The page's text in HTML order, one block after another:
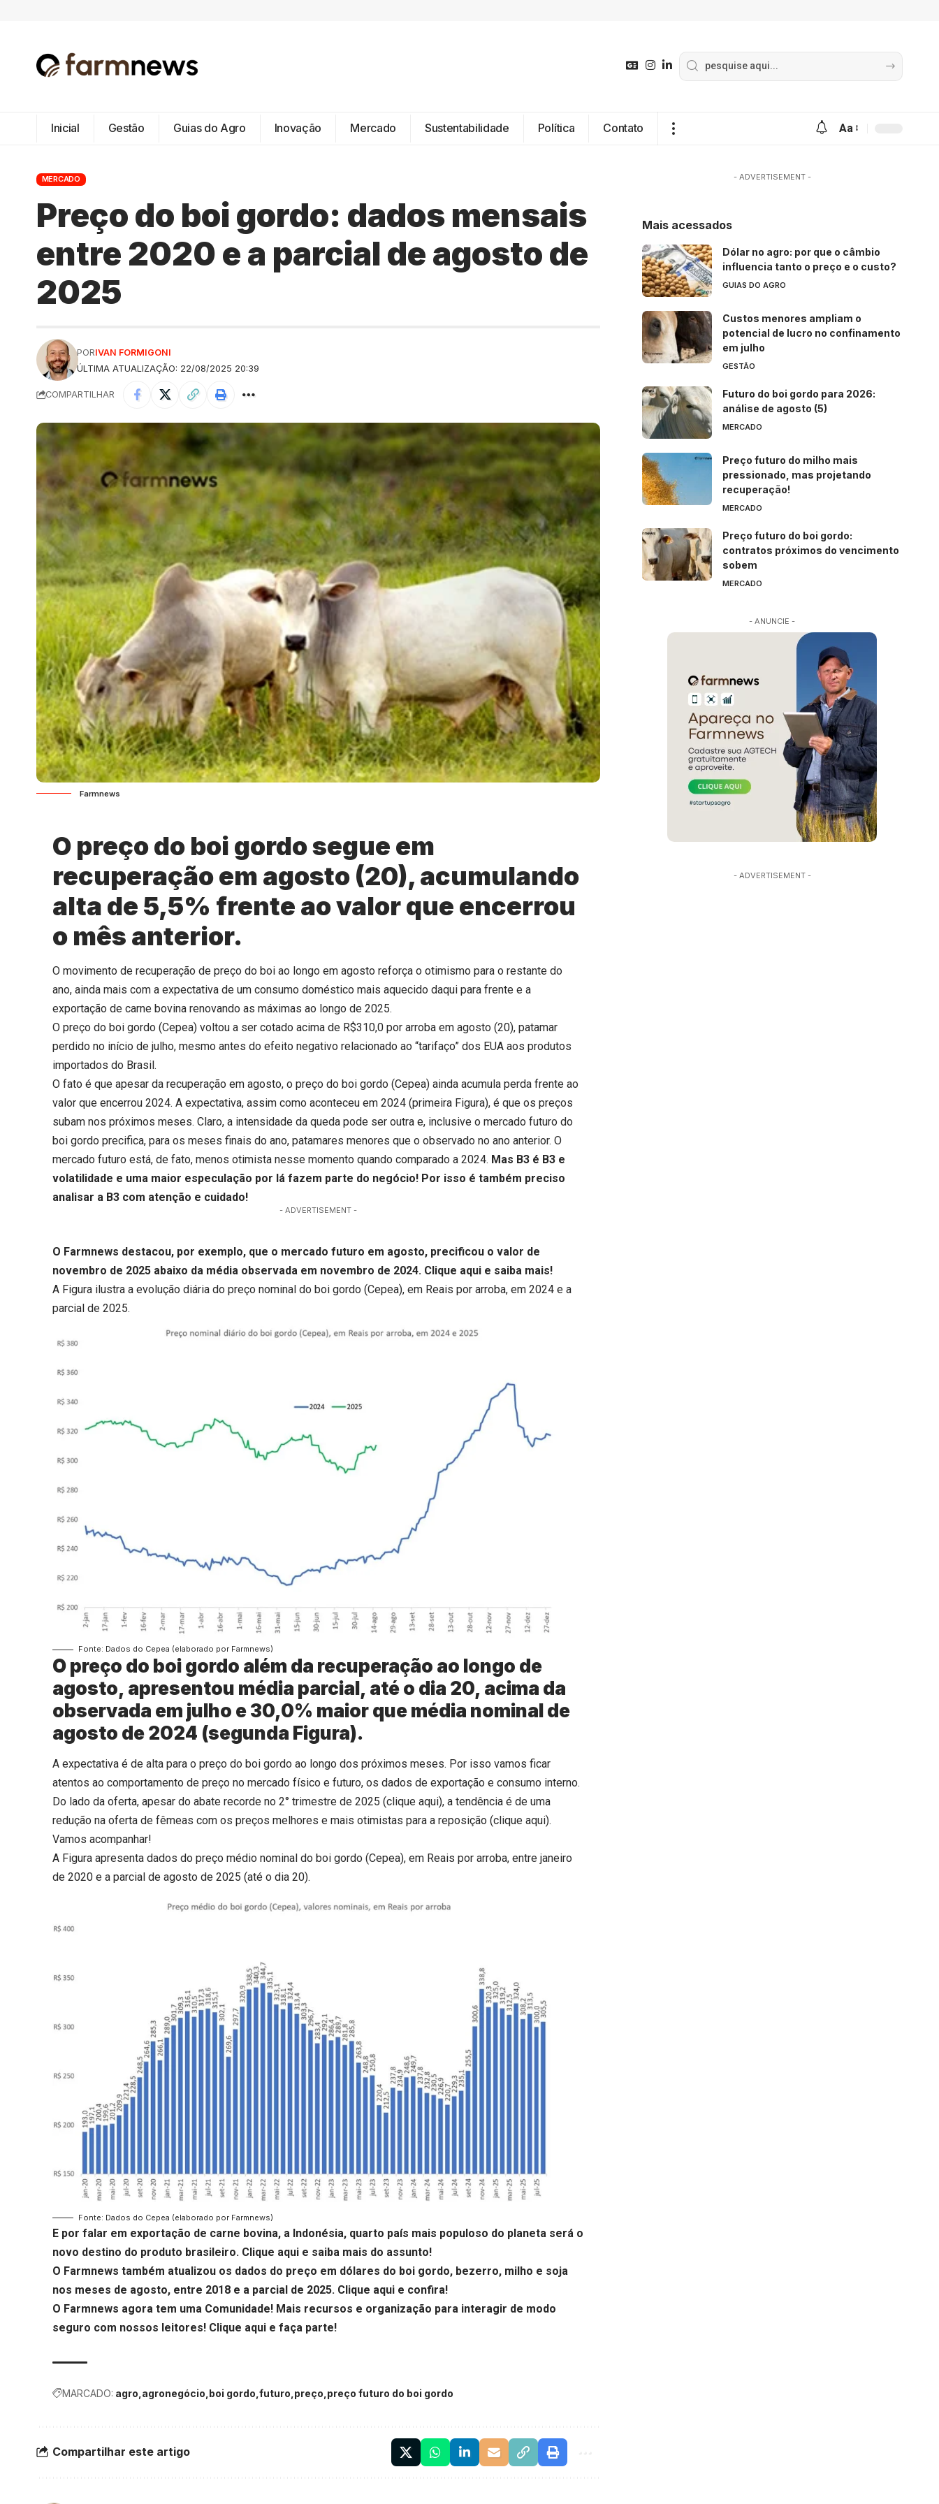
Inicial Gestão Guias do Agro Inovação Mercado Sustentabilidade Política Contato Aa
MERCADO
Preço do boi gordo: dados mensais
entre 2020 e a parcial de agosto de
2025
ÚLTIMA ATUALIZAÇÃO: 22/08/2025 20:39
PORIVAN FORMIGONI
COMPARTILHAR
Farmnews
O preço do boi gordo segue em
recuperação em agosto (20), acumulando
alta de 5,5% frente ao valor que encerrou
o mês anterior.
O movimento de recuperação de preço do boi ao longo em agosto reforça o otimismo para o restante do
ano, ainda mais com a expectativa de um consumo doméstico mais aquecido daqui para frente e a
exportação de carne bovina renovando as máximas ao longo de 2025.
O preço do boi gordo (Cepea) voltou a ser cotado acima de R$310,0 por arroba em agosto (20), patamar
perdido no início de julho, mesmo antes do efeito negativo relacionado ao “tarifaço” dos EUA aos produtos
importados do Brasil.
O fato é que apesar da recuperação em agosto, o preço do boi gordo (Cepea) ainda acumula perda frente ao
valor que encerrou 2024. A expectativa, assim como aconteceu em 2024 (primeira Figura), é que os preços
subam nos próximos meses. Claro, a intensidade da queda pode ser outra e, inclusive o mercado futuro do
boi gordo precifica, para os meses finais do ano, patamares menores que o observado no ano anterior. O
mercado futuro está, de fato, menos otimista nesse momento quando comparado a 2024. Mas B3 é B3 e
volatilidade e uma maior especulação por lá fazem parte do negócio! Por isso é também preciso
analisar a B3 com atenção e cuidado!
- ADVERTISEMENT -
O Farmnews destacou, por exemplo, que o mercado futuro em agosto, precificou o valor de
novembro de 2025 abaixo da média observada em novembro de 2024. Clique aqui e saiba mais!
A Figura ilustra a evolução diária do preço nominal do boi gordo (Cepea), em Reais por arroba, em 2024 e a
parcial de 2025.
Fonte: Dados do Cepea (elaborado por Farmnews)
O preço do boi gordo além da recuperação ao longo de
agosto, apresentou média parcial, até o dia 20, acima da
observada em julho e 30,0% maior que média nominal de
agosto de 2024 (segunda Figura).
A expectativa é de alta para o preço do boi gordo ao longo dos próximos meses. Por isso vamos ficar
atentos ao comportamento de preço no mercado físico e futuro, os dados de exportação e consumo interno.
Do lado da oferta, apesar do abate recorde no 2° trimestre de 2025 (clique aqui), a tendência é de uma
redução na oferta de fêmeas com os preços melhores e mais otimistas para a reposição (clique aqui).
Vamos acompanhar!
A Figura apresenta dados do preço médio nominal do boi gordo (Cepea), em Reais por arroba, entre janeiro
de 2020 e a parcial de agosto de 2025 (até o dia 20).
Fonte: Dados do Cepea (elaborado por Farmnews)
E por falar em exportação de carne bovina, a Indonésia, quarto país mais populoso do planeta será o
novo destino do produto brasileiro. Clique aqui e saiba mais do assunto!
O Farmnews também atualizou os dados do preço em dólares do boi gordo, bezerro, milho e soja
nos meses de agosto, entre 2018 e a parcial de 2025. Clique aqui e confira!
O Farmnews agora tem uma Comunidade! Mais recursos e organização para interagir de modo
seguro com nossos leitores! Clique aqui e faça parte!
MARCADO: agro agronegócio boi gordo futuro preço preço futuro do boi gordo
Compartilhar este artigo
- ADVERTISEMENT -
Mais acessados
Dólar no agro: por que o câmbio
influencia tanto o preço e o custo?
GUIAS DO AGRO
Custos menores ampliam o
potencial de lucro no confinamento
em julho
GESTÃO
Futuro do boi gordo para 2026:
análise de agosto (5)
MERCADO
Preço futuro do milho mais
pressionado, mas projetando
recuperação!
MERCADO
Preço futuro do boi gordo:
contratos próximos do vencimento
sobem
MERCADO
- ANUNCIE -
- ADVERTISEMENT -